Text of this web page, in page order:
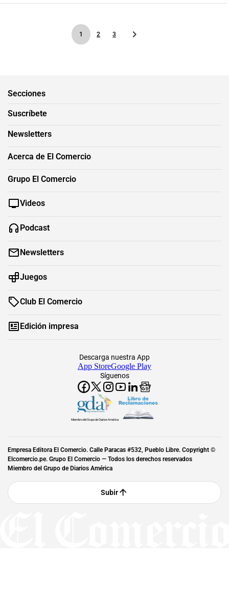
1 2 3
Secciones
Suscríbete
Newsletters
Acerca de El Comercio
Grupo El Comercio
Videos
Podcast
Newsletters
Juegos
Club El Comercio
Edición impresa
Síguenos
Descarga nuestra App
App StoreGoogle Play
Miembro del Grupo de Diarios América
Empresa Editora El Comercio. Calle Paracas #532, Pueblo Libre. Copyright ©
Elcomercio.pe. Grupo El Comercio — Todos los derechos reservados
Miembro del Grupo de Diarios América
Subir